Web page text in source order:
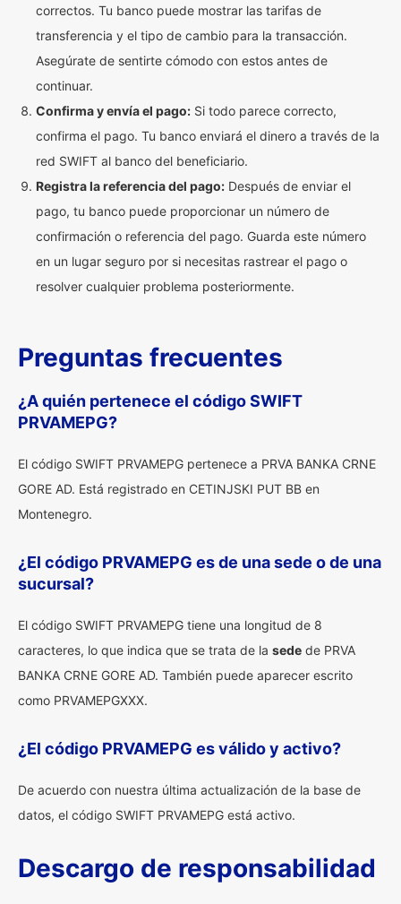
correctos. Tu banco puede mostrar las tarifas de
transferencia y el tipo de cambio para la transacción.
Asegúrate de sentirte cómodo con estos antes de
continuar.
Confirma y envía el pago: Si todo parece correcto,
confirma el pago. Tu banco enviará el dinero a través de la
red SWIFT al banco del beneficiario.
Registra la referencia del pago: Después de enviar el
pago, tu banco puede proporcionar un número de
confirmación o referencia del pago. Guarda este número
en un lugar seguro por si necesitas rastrear el pago o
resolver cualquier problema posteriormente.
Preguntas frecuentes
¿A quién pertenece el código SWIFT
PRVAMEPG?
El código SWIFT PRVAMEPG pertenece a PRVA BANKA CRNE
GORE AD. Está registrado en CETINJSKI PUT BB en
Montenegro.
¿El código PRVAMEPG es de una sede o de una
sucursal?
El código SWIFT PRVAMEPG tiene una longitud de 8
caracteres, lo que indica que se trata de la sede de PRVA
BANKA CRNE GORE AD. También puede aparecer escrito
como PRVAMEPGXXX.
¿El código PRVAMEPG es válido y activo?
De acuerdo con nuestra última actualización de la base de
datos, el código SWIFT PRVAMEPG está activo.
Descargo de responsabilidad